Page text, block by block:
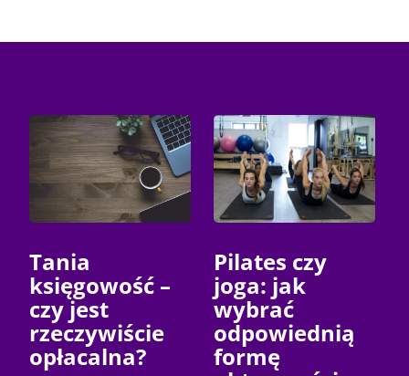
Tania
księgowość –
czy jest
rzeczywiście
opłacalna?
Pilates czy
joga: jak
wybrać
odpowiednią
formę